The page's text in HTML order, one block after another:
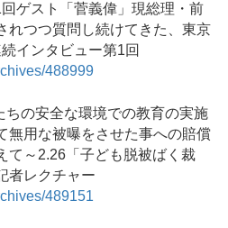
ゲスト「菅義偉」現総理・前
れつつ質問し続けてきた、東京
インタビュー第1回
488999
ちの安全な環境での教育の実施
無用な被曝をさせた事への賠償
て～2.26「子ども脱被ばく裁
者レクチャー
489151